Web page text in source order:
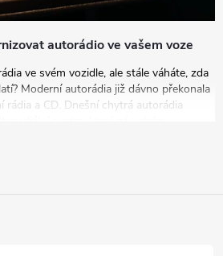
autorádio ve vašem voze
ve svém vozidle, ale stále váháte, zda
Moderní autorádia již dávno překonala
rádia a CD. Dnešní chytrá autorádia
bezpečnost i zábavu během každé jízdy.
pět přesvědčivých důvodů, proč